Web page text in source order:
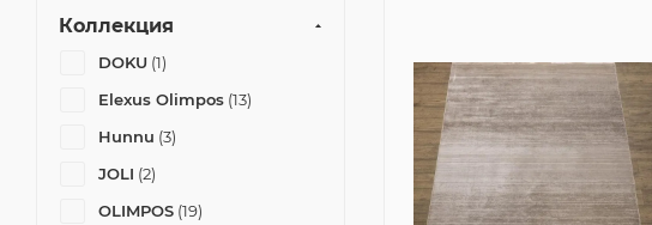
Коллекция
DOKU (1)
Elexus Olimpos (13)
Hunnu (3)
JOLI (2)
OLIMPOS (19)